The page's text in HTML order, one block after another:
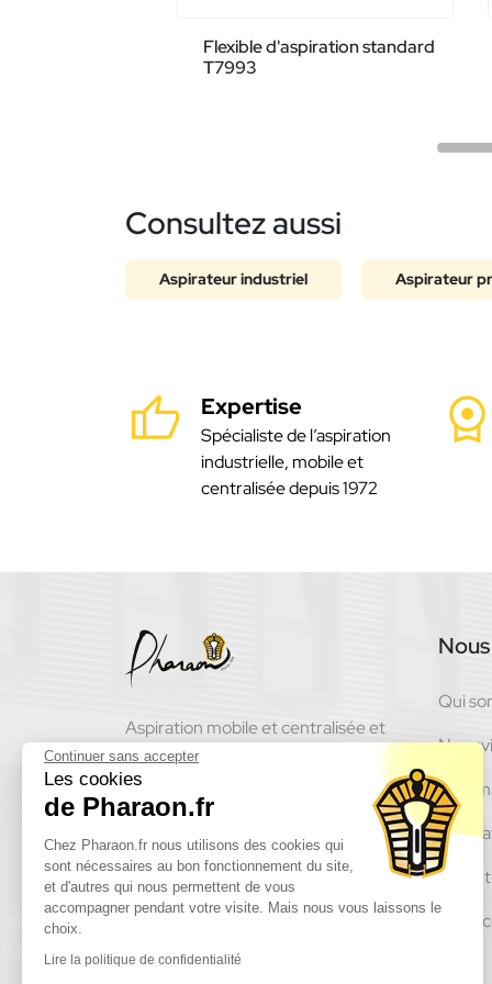
Flexible d'aspiration standard
T7993
Consultez aussi
Aspirateur industriel Aspirateur
Expertise
Spécialiste de l’aspiration
industrielle, mobile et
centralisée depuis 1972
Aspiration mobile et centralisée et
matériel de nettoyage
Qui
Nos
Nous
Continuer sans accepter
Les cookies
de Pharaon.fr
Chez Pharaon.fr nous utilisons des cookies qui
sont nécessaires au bon fonctionnement du site,
et d'autres qui nous permettent de vous
accompagner pendant votre visite. Mais nous vous laissons le
choix.
Lire la politique de confidentialité